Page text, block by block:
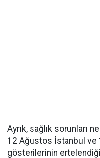
Ayrık, sağlık sorunları
12 Ağustos İstanbul ve
gösterilerinin